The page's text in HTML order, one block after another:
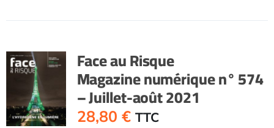
Face au Risque
Magazine numérique n° 574
– Juillet-août 2021
28,80 € TTC